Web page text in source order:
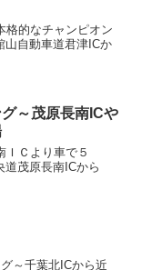
～茂原長南ICや
～千葉北ICから近